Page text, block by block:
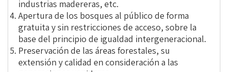
industrias madereras, etc.
Apertura de los bosques al público de forma
gratuita y sin restricciones de acceso, sobre la
base del principio de igualdad intergeneracional.
Preservación de las áreas forestales, su
extensión y calidad en consideración a las